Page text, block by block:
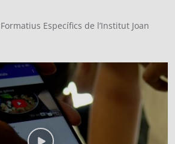
Específics de l’Institut Joan